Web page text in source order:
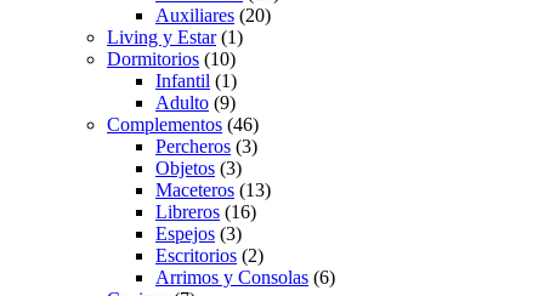
Auxiliares (20)
Living y Estar(1)
Dormitorios (10)
Infantil (1)
Adulto (9)
Complementos (46)
Percheros (3)
Objetos (3)
Maceteros (13)
Libreros (16)
Espejos (3)
Escritorios (2)
Arrimos y Consolas (6)